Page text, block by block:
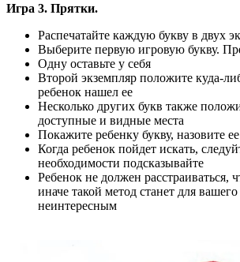
Игра 3. Прятки.
Распечатайте каждую букву в двух
Выберите первую игровую букву.
Одну оставьте у себя
Второй экземпляр положите куда-
ребенок нашел ее
Несколько других букв также
доступные и видные места
Покажите ребенку букву, назовите
Когда ребенок пойдет искать,
необходимости подсказывайте
Ребенок не должен расстраиваться,
иначе такой метод станет для
неинтересным